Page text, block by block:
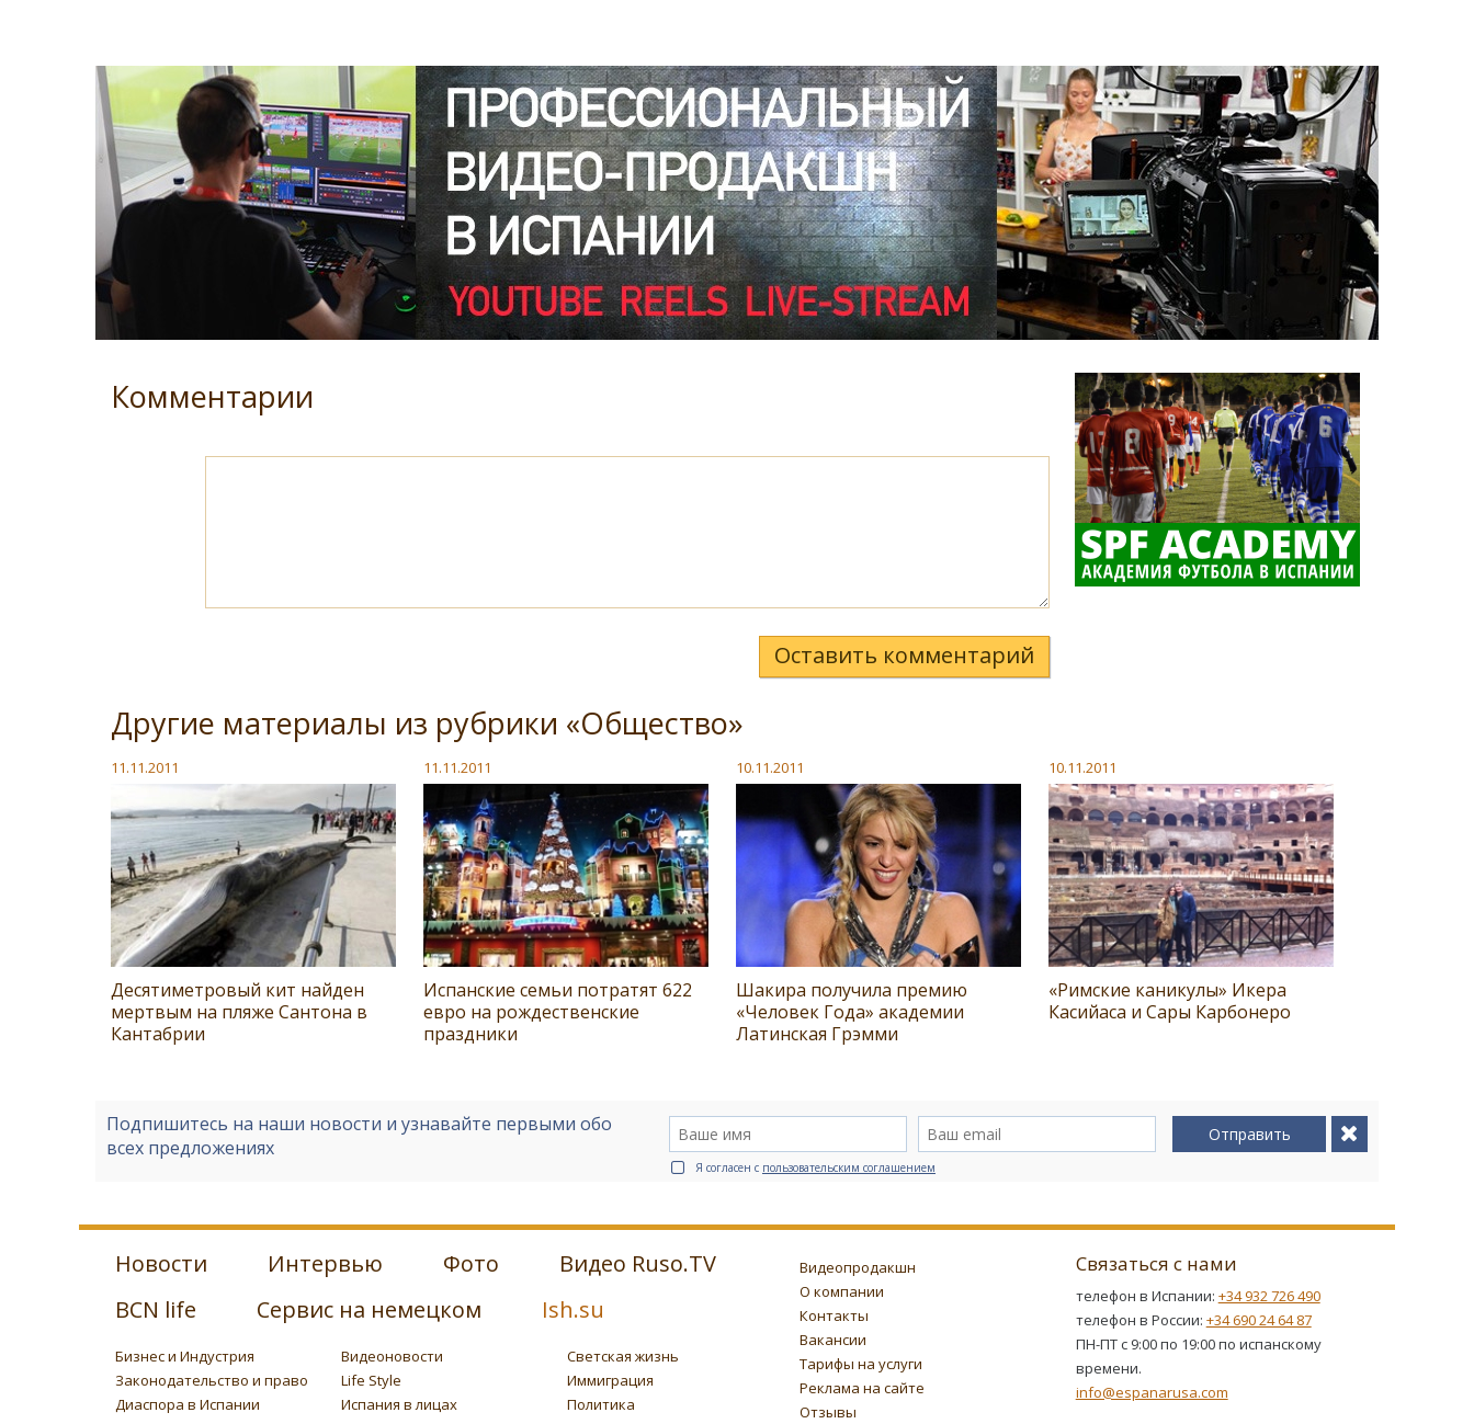
Комментарии
Оставить комментарий
Другие материалы из рубрики «Общество»
11.11.2011
Десятиметровый кит найден
мертвым на пляже Сантона в
Кантабрии
11.11.2011
Испанские семьи потратят 622
евро на рождественские
праздники
10.11.2011
Шакира получила премию
«Человек Года» академии
Латинская Грэмми
10.11.2011
«Римские каникулы» Икера
Касийаса и Сары Карбонеро
Подпишитесь на наши новости и узнавайте первыми обо
всех предложениях
Отправить
Я согласен с пользовательским соглашением
Новости Интервью Фото
Видео Ruso.TV
BCN life
Сервис на немецком Ish.su
Бизнес и Индустрия Видеоновости
Светская жизнь
Законодательство и право
Life Style
Иммиграция
Диаспора в Испании
Испания в лицах
Политика
Видеопродакшн
О компании
Контакты
Вакансии
Тарифы на услуги
Реклама на сайте
Отзывы
Связаться с нами
телефон в Испании: +34 932 726 490
телефон в России: +34 690 24 64 87
ПН-ПТ с 9:00 по 19:00 по испанскому
времени.
info@espanarusa.com